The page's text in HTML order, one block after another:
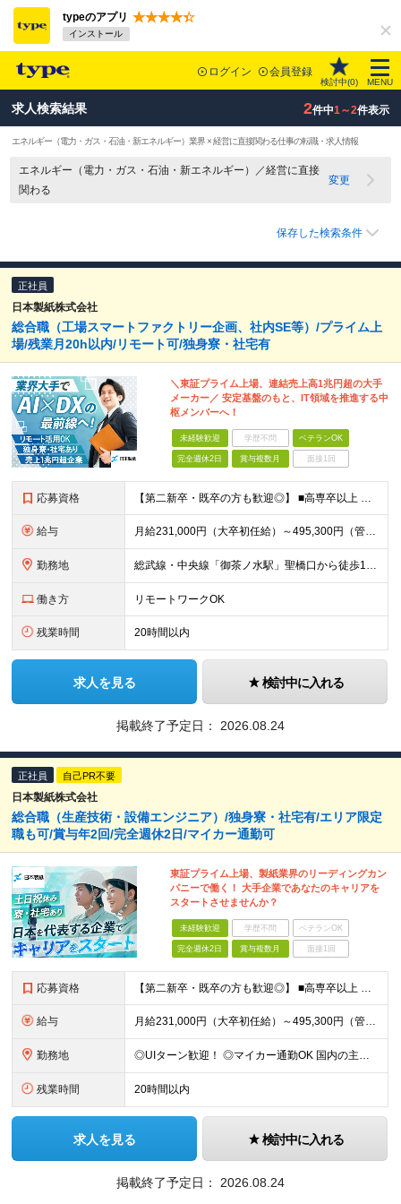
typeのアプリ
インストール
ログイン 会員登録
検討中(0) MENU
求人検索結果 2件中1～2件表示
エネルギー（電力・ガス・石油・新エネルギー）業界 × 経営に直接関わる仕事の転職・求人情報
エネルギー（電力・ガス・石油・新エネルギー）／経営に直接
関わる
変更
保存した検索条件
正社員
日本製紙株式会社
総合職（工場スマートファクトリー企画、社内SE等）/プライム上
場/残業月20h以内/リモート可/独身寮・社宅有
＼東証プライム上場、連結売上高1兆円超の大手
メーカー／ 安定基盤のもと、IT領域を推進する中
枢メンバーへ！
未経験歓迎 学歴不問 ベテランOK
完全週休2日 賞与複数月 面接1回
応募資格 【第二新卒・既卒の方も歓迎◎】 ■高専卒以上 （大学卒業・大学院修了の方、 または工業高等専門学校（5年制）卒業の方を想定しています。） ■IT、IoT、DXに関する知識・技術・スキルをお持ちの方 ■
給与 月給231,000円（大卒初任給）～495,300円（管理職） ※残業代は100％支給します ※3ヶ月の試用期間あり。その間の待遇に変更はありません
勤務地 総武線・中央線「御茶ノ水駅」聖橋口から徒歩1分！ 東京都千代田区神田駿河台4-6（御茶ノ水ソラシティ） ※(変更の範囲)上記を除く当社関連勤務地／転勤になる場合あり
働き方 リモートワークOK
残業時間 20時間以内
求人を見る 検討中に入れる
掲載終了予定日： 2026.08.24
正社員 自己PR不要
日本製紙株式会社
総合職（生産技術・設備エンジニア）/独身寮・社宅有/エリア限定
職も可/賞与年2回/完全週休2日/マイカー通勤可
東証プライム上場、製紙業界のリーディングカン
パニーで働く！ 大手企業であなたのキャリアを
スタートさせませんか？
未経験歓迎 学歴不問 ベテランOK
完全週休2日 賞与複数月 面接1回
応募資格 【第二新卒・既卒の方も歓迎◎】 ■高専卒以上 （大学卒業・大学院修了の方、 または工業高等専門学校（5年制）卒業の方を想定しています。）
給与 月給231,000円（大卒初任給）～495,300円（管理職） ※残業代は100％支給します ※3ヶ月の試用期間あり。その間の待遇に変更はありません
勤務地 ◎UIターン歓迎！ ◎マイカー通勤OK 国内の主要工場・研究所でのご勤務となります。（北海道、秋田、宮城、福島、茨城、埼玉、栃木、静岡、兵庫、広島、島根、山口、熊本） 初任地については、応募時に希望
残業時間 20時間以内
求人を見る 検討中に入れる
掲載終了予定日： 2026.08.24